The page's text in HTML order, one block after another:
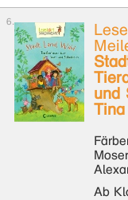
und
Ab